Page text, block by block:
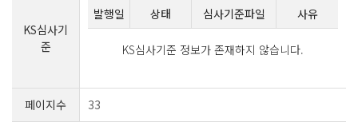
KS심사기
준
발행일 상태 심사기준파일 사유
KS심사기준 정보가 존재하지 않습니다.
페이지수 33